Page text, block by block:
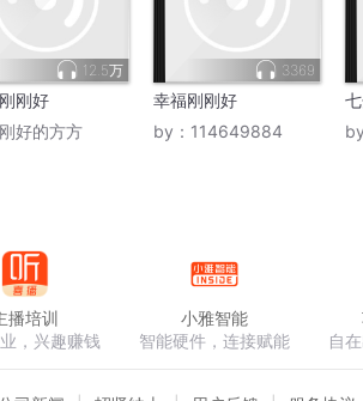
12.5万
刚好
刚好的方方
3369
幸福刚刚好
by： 114649884
播培训
，兴趣赚钱
小雅智能
智能硬件，连接赋能
自